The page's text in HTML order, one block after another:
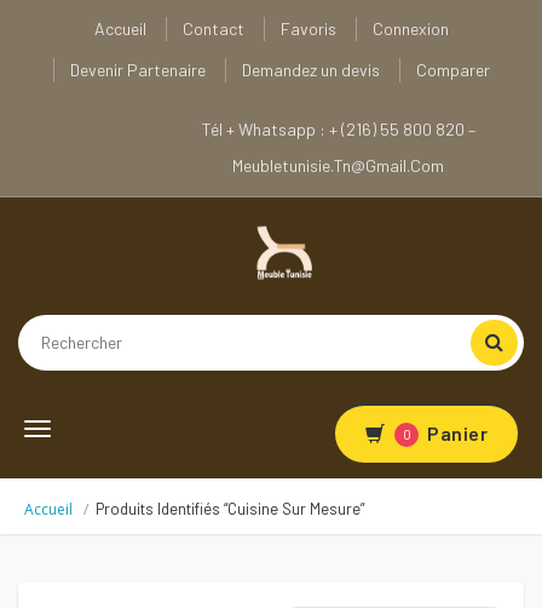
Accueil Contact Favoris
Connexion
Devenir Partenaire
Demandez un devis Comparer
Tél + Whatsapp : + (216) 55 800 820 –
Meubletunisie.tn@gmail.com
Toggle
0 Panier
Accueil Produits Identifiés “cuisine Sur Mesure”